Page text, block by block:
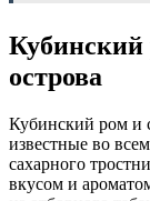
острова
Кубинский ром и
известные во
сахарного
вкусом и